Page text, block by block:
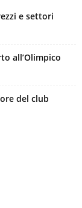
e settori
all’Olimpico
del club